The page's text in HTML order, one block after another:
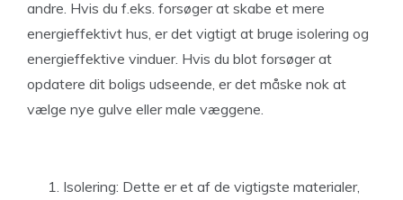
andre. Hvis du f.eks. forsøger at skabe et mere
energieffektivt hus, er det vigtigt at bruge isolering og
energieffektive vinduer. Hvis du blot forsøger at
opdatere dit boligs udseende, er det måske nok at
vælge nye gulve eller male væggene.
Isolering: Dette er et af de vigtigste materialer,